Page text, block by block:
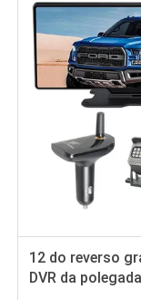
12 do reverso
DVR da